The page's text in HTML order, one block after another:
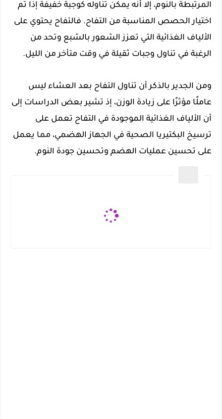
المرتبطة بالنوم، إلا أنه يمكن تناوله كوجبة خفيفة إذا تم
اختيار الحصص المناسبة من التفاح. فالتفاح يحتوي على
الألياف الغذائية التي تعزز الشعور بالشبع وتحد من
الرغبة في تناول وجبات ثقيلة في وقت متأخر من الليل.
ومن الجدير بالذكر أن تناول التفاح بعد العشاء ليس
عاملًا مؤثرًا على زيادة الوزن، إذ تشير بعض الدراسات إلى
أن الألياف الغذائية الموجودة في التفاح تعمل على
ترسيخ البكتيريا الصحية في الجهاز الهضمي، مما يعمل
على تحسين عمليات الهضم وتحسين جودة النوم.